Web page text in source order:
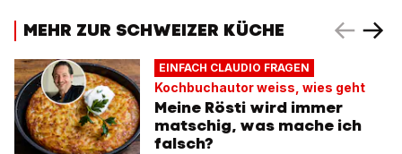
MEHR ZUR SCHWEIZER KÜCHE
EINFACH CLAUDIO FRAGEN
Kochbuchautor weiss, wies geht
Meine Rösti wird immer
matschig, was mache ich
falsch?